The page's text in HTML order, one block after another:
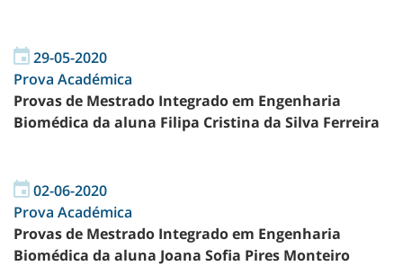
29-05-2020
Prova Académica
Provas de Mestrado Integrado em Engenharia
Biomédica da aluna Filipa Cristina da Silva Ferreira
02-06-2020
Prova Académica
Provas de Mestrado Integrado em Engenharia
Biomédica da aluna Joana Sofia Pires Monteiro